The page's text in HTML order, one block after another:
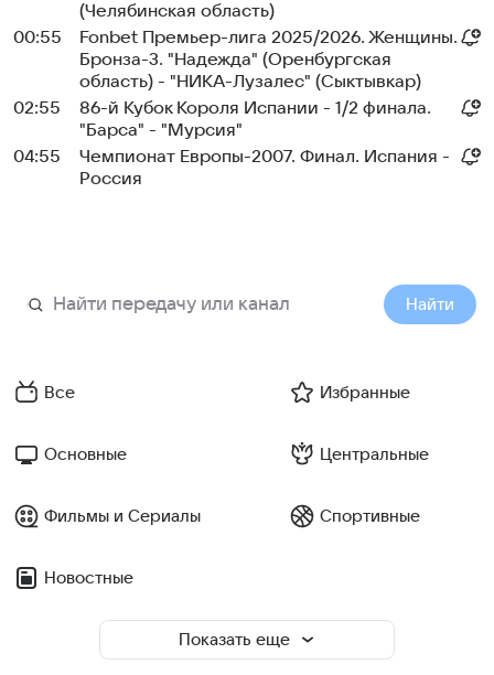
(Челябинская область)
00:55
Fonbet Премьер-лига 2025/2026. Женщины.
Бронза-3. "Надежда" (Оренбургская
область) - "НИКА-Лузалес" (Сыктывкар)
02:55
86-й Кубок Короля Испании - 1/2 финала.
"Барса" - "Мурсия"
04:55
Чемпионат Европы-2007. Финал. Испания -
Россия
Найти
Все Избранные
Основные Центральные
Фильмы и Сериалы Спортивные
Новостные
Показать еще